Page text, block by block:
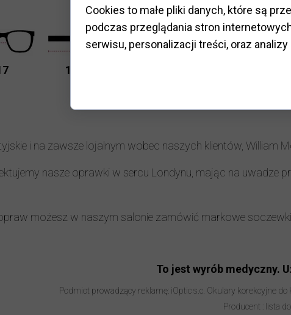
140
tworzywo / metal
Materiał
i na zawsze lojalnym wobec naszych klientów, William
nasze oprawki w sercu Londynu, mając na uwadze
możesz w naszym salonie zamówić markowe
To jest wyrób medyczny.
Podmiot prowadzący reklamę: iOptic s.c. Okulary korekcyjne
Producent : lista
Cookies to małe pliki danych, które są
podczas przeglądania stron
serwisu, personalizacji treści, oraz